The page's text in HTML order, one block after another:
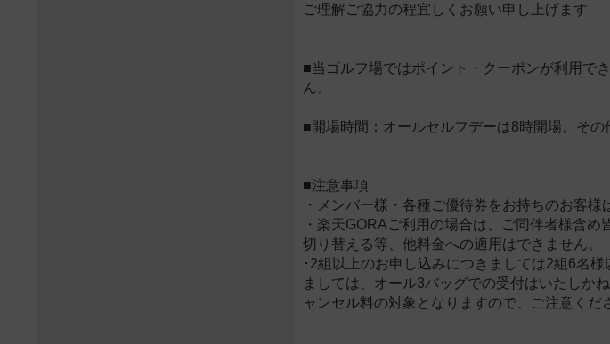
ご理解ご協力の程宜しくお願い申し上げます
■当ゴルフ場ではポイント・クーポンが利用で
ん。
■開場時間：オールセルフデーは8時開場。そ
■注意事項
・メンバー様・各種ご優待券をお持ちのお客様
・楽天GORAご利用の場合は、ご同伴者様含
切り替える等、他料金への適用はできません。
･2組以上のお申し込みにつきましては2組6名
ましては、オール3バッグでの受付はいたしか
ャンセル料の対象となりますので、ご注意く